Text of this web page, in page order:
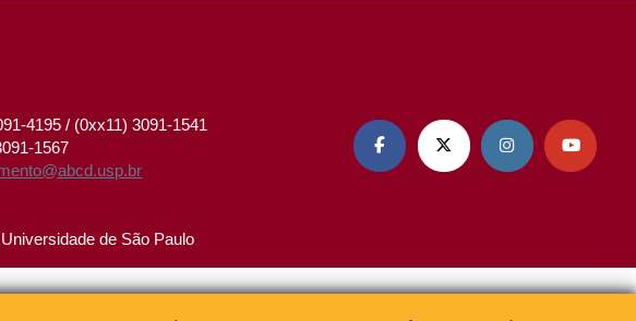
4195 / (0xx11) 3091-1541
1567
   
de São Paulo